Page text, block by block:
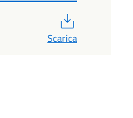
Scarica